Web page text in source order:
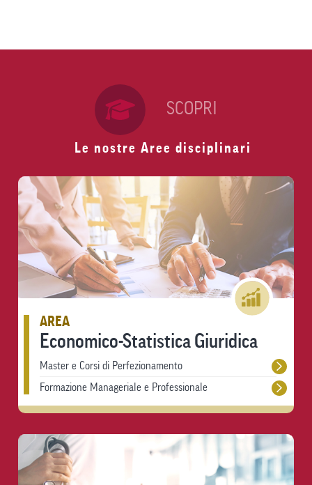
SCOPRI
Le nostre Aree disciplinari
AREA
Economico-Statistica Giuridica
Master e Corsi di Perfezionamento
Formazione Manageriale e Professionale